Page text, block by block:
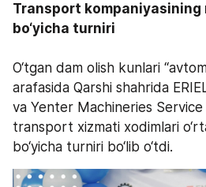
Transport kompaniyasining
bo‘yicha turniri
O‘tgan dam olish kunlari
arafasida Qarshi shahrida
va Yenter Machineries
transport xizmati xodimlari
bo‘yicha turniri bo‘lib o‘tdi.